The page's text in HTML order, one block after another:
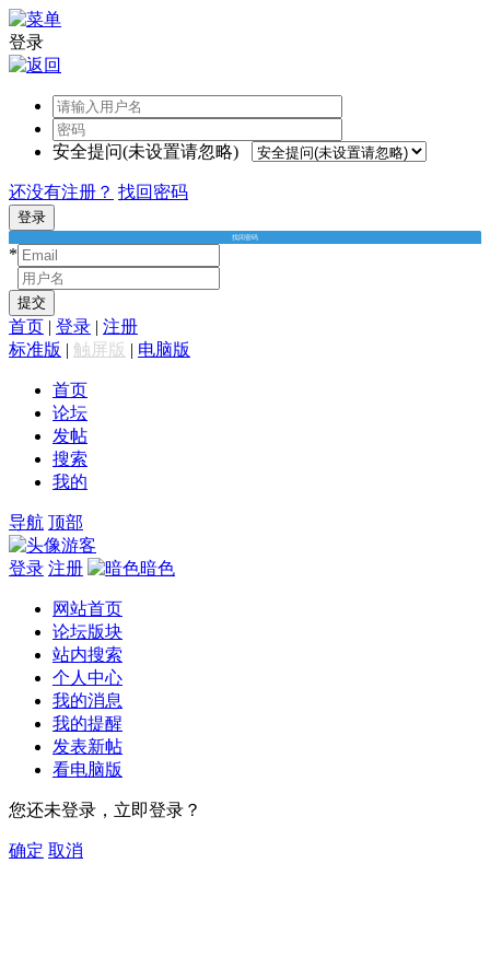
登录
安全提问(未设置请忽略)
还没有注册？ 找回密码
登录
找回密码
*
提交
首页 | 登录 | 注册
标准版 | 触屏版 | 电脑版
首页
论坛
发帖
搜索
我的
导航 顶部
游客
登录 注册 暗色
网站首页
论坛版块
站内搜索
个人中心
我的消息
我的提醒
发表新帖
看电脑版
您还未登录，立即登录？
确定 取消